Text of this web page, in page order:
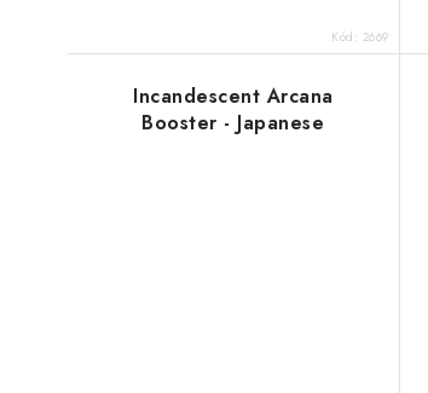
Kód: 2669
Incandescent Arcana
Booster - Japanese